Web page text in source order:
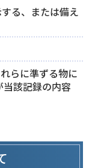
る、または備え
らに準ずる物に
該記録の内容